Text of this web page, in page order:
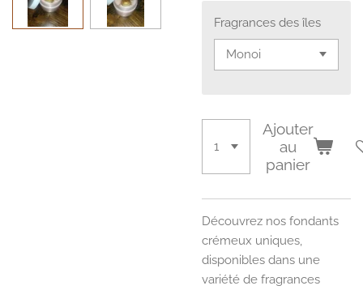
Fragrances des îles
Ajouter
au
panier
Découvrez nos fondants
crémeux uniques,
disponibles dans une
variété de fragrances